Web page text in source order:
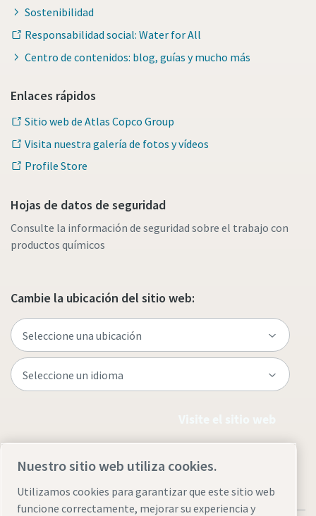
Sostenibilidad
Responsabilidad social: Water for All
Centro de contenidos: blog, guías y mucho más
Enlaces rápidos
Sitio web de Atlas Copco Group
Visita nuestra galería de fotos y vídeos
Profile Store
Hojas de datos de seguridad
Consulte la información de seguridad sobre el trabajo con
productos químicos
Cambie la ubicación del sitio web:
Nuestro sitio web utiliza cookies.
Utilizamos cookies para garantizar que este sitio web
funcione correctamente, mejorar su experiencia y